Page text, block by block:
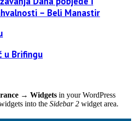
– Beli Manastir
u Brifingu
→ Widgets in your WordPress
into the Sidebar 2 widget area.